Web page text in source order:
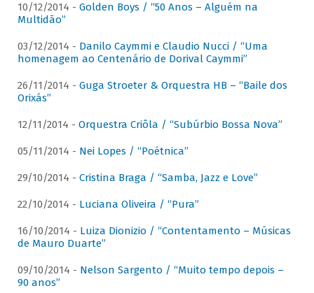
10/12/2014 - Golden Boys / “50 Anos – Alguém na
Multidão”
03/12/2014 - Danilo Caymmi e Claudio Nucci / “Uma
homenagem ao Centenário de Dorival Caymmi”
26/11/2014 - Guga Stroeter & Orquestra HB – “Baile dos
Orixás”
12/11/2014 - Orquestra Criôla / “Subúrbio Bossa Nova”
05/11/2014 - Nei Lopes / “Poétnica”
29/10/2014 - Cristina Braga / “Samba, Jazz e Love”
22/10/2014 - Luciana Oliveira / “Pura”
16/10/2014 - Luiza Dionizio / “Contentamento – Músicas
de Mauro Duarte”
09/10/2014 - Nelson Sargento / “Muito tempo depois –
90 anos”